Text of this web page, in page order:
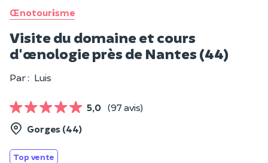
Œnotourisme
Visite du domaine et cours
d'œnologie près de Nantes (44)
Par : Luis
5,0 (97 avis)
Gorges (44)
Top vente